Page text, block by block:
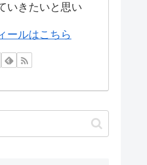
いきたいと思い
ールはこちら